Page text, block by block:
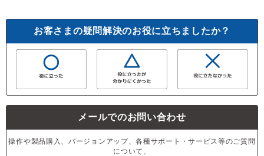
お客さまの疑問解決のお役に立ちましたか？
メールでのお問い合わせ
操作や製品購入、バージョンアップ、各種サポート・サービス等のご質問
について、